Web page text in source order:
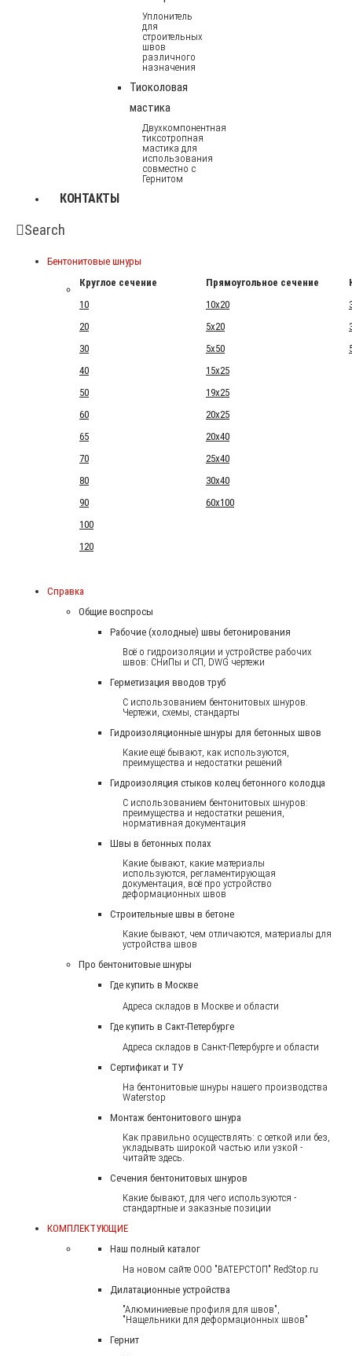
Уплонитель
для
строительных
швов
различного
назначения
Тиоколовая
мастика
Двухкомпонентная
тиксотропная
мастика для
использования
совместно с
Гернитом
КОНТАКТЫ
Search
Бентонитовые шнуры
Круглое сечение
Прямоугольное сечение
10
10x20
20
5x20
30
5x50
40
15x25
50
19x25
60
20x25
65
20x40
70
25x40
80
30x40
90
60x100
100
120
Справка
Общие воспросы
Рабочие (холодные) швы бетонирования
Всё о гидроизоляции и устройстве рабочих
швов: СНиПы и СП, DWG чертежи
Герметизация вводов труб
С использованием бентонитовых шнуров.
Чертежи, схемы, стандарты
Гидроизоляционные шнуры для бетонных швов
Какие ещё бывают, как используются,
преимущества и недостатки решений
Гидроизоляция стыков колец бетонного колодца
С использованием бентонитовых шнуров:
преимущества и недостатки решения,
нормативная документация
Швы в бетонных полах
Какие бывают, какие материалы
используются, регламентирующая
документация, всё про устройство
деформационных швов
Строительные швы в бетоне
Какие бывают, чем отличаются, материалы для
устройства швов
Про бентонитовые шнуры
Где купить в Москве
Адреса складов в Москве и области
Где купить в Сакт-Петербурге
Адреса складов в Санкт-Петербурге и области
Сертификат и ТУ
На бентонитовые шнуры нашего производства
Waterstop
Монтаж бентонитового шнура
Как правильно осуществлять: с сеткой или без,
укладывать широкой частью или узкой -
читайте здесь.
Сечения бентонитовых шнуров
Какие бывают, для чего используются -
стандартные и заказные позиции
КОМПЛЕКТУЮЩИЕ
Наш полный каталог
На новом сайте ООО "ВАТЕРСТОП" RedStop.ru
Дилатационные устройства
"Алюминиевые профиля для швов",
"Нащельники для деформационных швов"
Гернит